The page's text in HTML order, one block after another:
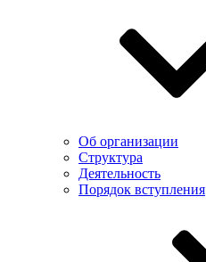
Об организации
Структура
Деятельность
Порядок вступления